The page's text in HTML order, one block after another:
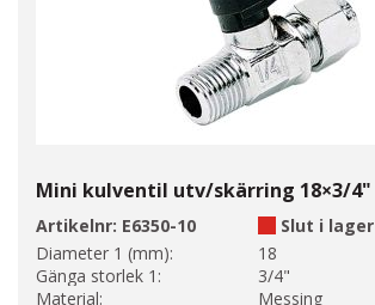
Mini kulventil utv/skärring 18×3/4"
Artikelnr: E6350-10
Slut i lager
Diameter 1 (mm):
18
Gänga storlek 1:
3/4"
Material:
Messing